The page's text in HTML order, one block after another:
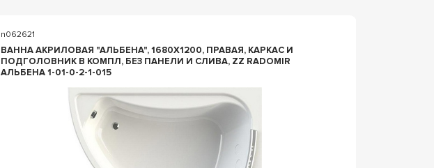
n062621
ВАННА АКРИЛОВАЯ "АЛЬБЕНА", 1680Х1200, ПРАВАЯ, КАРКАС И
ПОДГОЛОВНИК В КОМПЛ, БЕЗ ПАНЕЛИ И СЛИВА, ZZ RADOMIR
АЛЬБЕНА 1-01-0-2-1-015